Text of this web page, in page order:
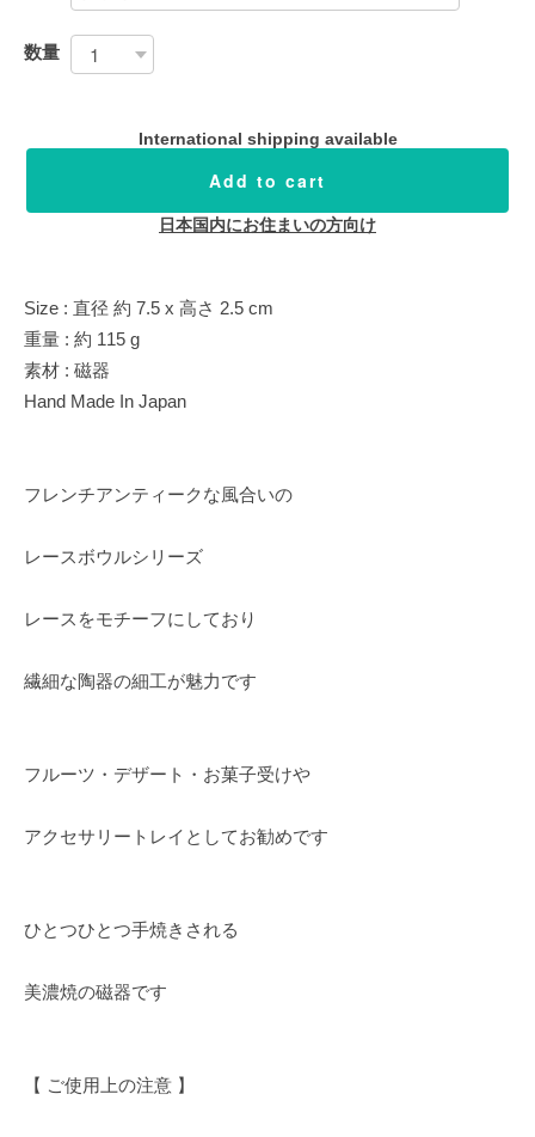
数量
International shipping available
Add to cart
日本国内にお住まいの方向け
Size : 直径 約 7.5 x 高さ 2.5 cm
重量 : 約 115 g
素材 : 磁器
Hand Made In Japan
フレンチアンティークな風合いの
レースボウルシリーズ
レースをモチーフにしており
繊細な陶器の細工が魅力です
フルーツ・デザート・お菓子受けや
アクセサリートレイとしてお勧めです
ひとつひとつ手焼きされる
美濃焼の磁器です
【 ご使用上の注意 】